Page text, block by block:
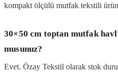
kompakt ölçülü mutfak tekstili
30×50 cm toptan mutfak
musunuz?
Evet. Özay Tekstil olarak stok